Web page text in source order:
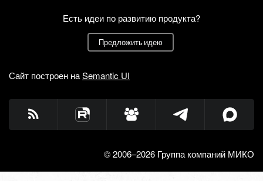
Есть идеи по развитию продукта?
Предложить идею
Сайт построен наSemantic UI
© 2006–2026 Группа компаний МИКО